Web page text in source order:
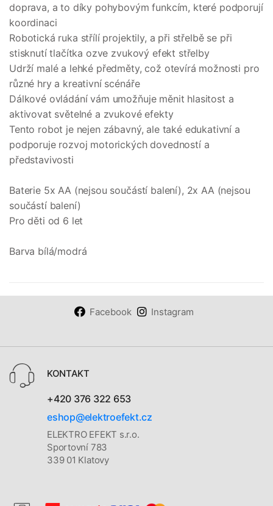
doprava, a to díky pohybovým funkcím, které podporují
koordinaci
Robotická ruka střílí projektily, a při střelbě se při
stisknutí tlačítka ozve zvukový efekt střelby
Udrží malé a lehké předměty, což otevírá možnosti pro
různé hry a kreativní scénáře
Dálkové ovládání vám umožňuje měnit hlasitost a
aktivovat světelné a zvukové efekty
Tento robot je nejen zábavný, ale také edukativní a
podporuje rozvoj motorických dovedností a
představivosti
Baterie 5x AA (nejsou součástí balení), 2x AA (nejsou
součástí balení)
Pro děti od 6 let
Barva bílá/modrá
Facebook Instagram
KONTAKT
+420 376 322 653
eshop@elektroefekt.cz
ELEKTRO EFEKT s.r.o.
Sportovní 783
339 01 Klatovy